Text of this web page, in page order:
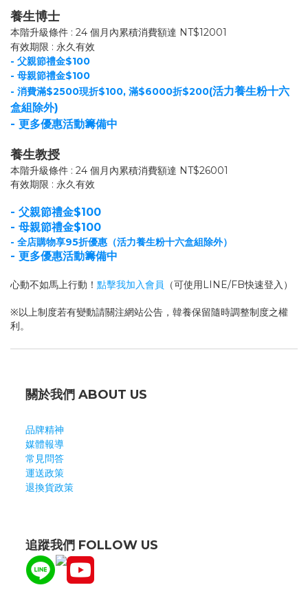
養生博士
本階升級條件 : 24 個月內累積消費額達 NT$12001
有效期限 : 永久有效
- 父親節禮金$100
- 母親節禮金$100
- 消費滿$2500現折$100, 滿$6000折$200(活力養生粉十六
盒組除外)
- 更多優惠活動籌備中
養生教授
本階升級條件 : 24 個月內累積消費額達 NT$26001
有效期限 : 永久有效
- 父親節禮金$100
- 母親節禮金$100
- 全店購物享95折優惠（活力養生粉十六盒組除外）
- 更多優惠活動籌備中
心動不如馬上行動！ 點擊我加入會員 （可使用LINE/FB快速登入）
※以上制度若有變動請關注網站公告，韓養保留隨時調整制度之權
利。
關於我們 ABOUT US
品牌精神
媒體報導
常見問答
運送政策
退換貨政策
追蹤我們 FOLLOW US